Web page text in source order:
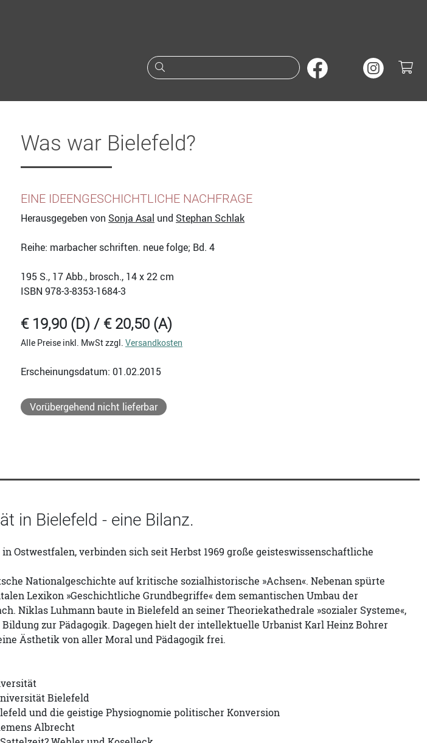
Suche nach Büchern oder
Was war Bielefeld?
EINE IDEENGESCHICHTLICHE NACHFRAGE
Herausgegeben von Sonja Asal und Stephan Schlak
Reihe: marbacher schriften. neue folge; Bd. 4
195 S., 17 Abb., brosch., 14 x 22 cm
ISBN 978-3-8353-1684-3
€ 19,90 (D) / € 20,50 (A)
Alle Preise inkl. MwSt zzgl. Versandkosten
Erscheinungsdatum: 01.02.2015
Vorübergehend nicht lieferbar
in Bielefeld - eine Bilanz.
Ostwestfalen, verbinden sich seit Herbst 1969 große geisteswissenschaftliche
Nationalgeschichte auf kritische sozialhistorische »Achsen«. Nebenan spürte
Lexikon »Geschichtliche Grundbegriffe« dem semantischen Umbau der
Niklas Luhmann baute in Bielefeld an seiner Theoriekathedrale »sozialer Systeme«,
zur Pädagogik. Dagegen hielt der intellektuelle Urbanist Karl Heinz Bohrer
Ästhetik von aller Moral und Pädagogik frei.
Bielefeld
und die geistige Physiognomie politischer Konversion
Albrecht